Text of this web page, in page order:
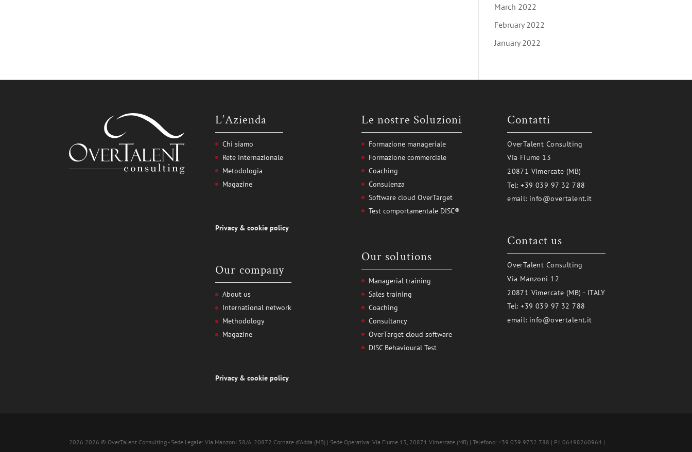
March 2022
February 2022
January 2022
L’Azienda
Chi siamo
Rete internazionale
Metodologia
Magazine
Privacy& cookie policy
Our company
About us
International network
Methodology
Magazine
Privacy& cookie policy
Le nostre Soluzioni
Formazione manageriale
Formazione commerciale
Coaching
Consulenza
Software cloud OverTarget
Test comportamentale DISC®
Our solutions
Managerial training
Sales training
Coaching
Consultancy
OverTarget cloud software
DISC Behavioural Test
Contatti
OverTalent Consulting
Via Fiume 13
20871 Vimercate (MB)
Tel:+39 039 97 32 788
email: info@overtalent.it
Contact us
OverTalent Consulting
Via Manzoni 12
20871 Vimercate (MB) - ITALY
Tel:+39 039 97 32 788
email: info@overtalent.it
2026 2026 © OverTalent Consulting - Sede Legale: Via Manzoni 58/A, 20872 Cornate d'Adda (MB) | Sede Operativa: Via Fiume 13, 20871 Vimercate (MB) | Telefono: +39 039 9732 788 | P.I. 06498260964 |